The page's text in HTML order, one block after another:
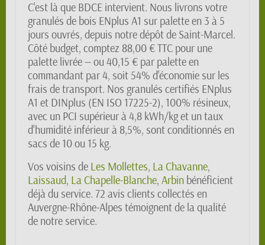
C'est là que BDCE intervient. Nous livrons votre
granulés de bois ENplus A1 sur palette en 3 à 5
jours ouvrés, depuis notre dépôt de Saint-Marcel.
Côté budget, comptez 88,00 € TTC pour une
palette livrée — ou 40,15 € par palette en
commandant par 4, soit 54% d'économie sur les
frais de transport. Nos granulés certifiés ENplus
A1 et DINplus (EN ISO 17225-2), 100% résineux,
avec un PCI supérieur à 4,8 kWh/kg et un taux
d'humidité inférieur à 8,5%, sont conditionnés en
sacs de 10 ou 15 kg.
Vos voisins de Les Mollettes, La Chavanne,
Laissaud, La Chapelle-Blanche, Arbin bénéficient
déjà du service. 72 avis clients collectés en
Auvergne-Rhône-Alpes témoignent de la qualité
de notre service.